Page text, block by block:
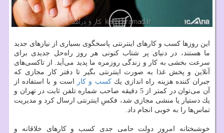
این روزها كسب و كارهای اینترنتی پاسخگوی بسیاری از نیازهای جدید
ما هستند، در دنیای پر شتاب كنونی هر روز راه‌حل جدیدی برای
سرعت بخشی به كار و زندگی روزمره ما پدید می‌آید. از تاكسی‌های
آنلاین و پخش غذا به صورت اینترنتی بگیر تا دفتر كار مجازی كه
جبران كننده هزینه راه اندازی یككسب و كار
است و با استفاده از
آن می‌توان در كمتر از 5 دقیقه صاحب شماره تلفن ثابت در تهران و
یك دستیار یا منشی مجازی شد، فكسِ اینترنتی ارسال كرد و مدیریت
تماس‌ها را به خوبی انجام داد.
خوشبختانه امروز دولت حامی جدی كسب و كارهای خلاقانه و